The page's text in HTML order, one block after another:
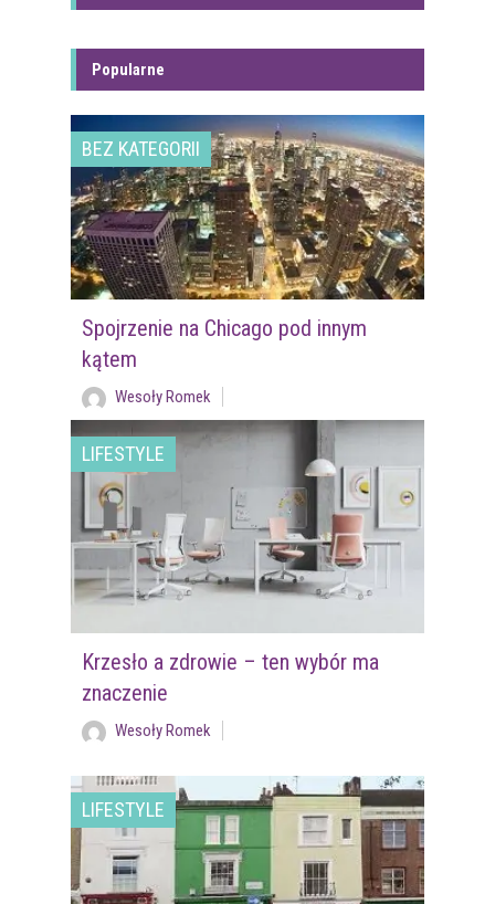
Popularne
BEZ KATEGORII
Spojrzenie na Chicago pod innym
kątem
Wesoły Romek
LIFESTYLE
Krzesło a zdrowie – ten wybór ma
znaczenie
Wesoły Romek
LIFESTYLE